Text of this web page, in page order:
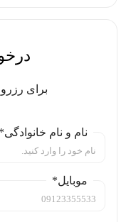
برای
نام و نام خانوادگی*
موبایل*